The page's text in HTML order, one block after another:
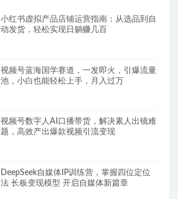
小红书虚拟产品店铺运营指南：从选品到自
动发货，轻松实现日躺赚几百
视频号蓝海国学赛道，一发即火，引爆流量
池，小白也能轻松上手，月入过万
视频号数字人AI口播带货，解决素人出镜难
题，高效产出爆款视频引流变现
DeepSeek自媒体IP训练营，掌握四位定位
法 长板变现模型 开启自媒体新篇章